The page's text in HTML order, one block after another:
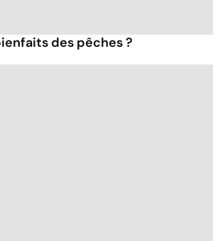
des pêches ?